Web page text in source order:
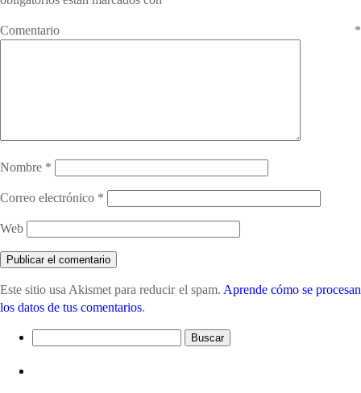
Comentario *
Nombre *
Correo electrónico *
Web
Este sitio usa Akismet para reducir el spam. Aprende cómo se procesan
los datos de tus comentarios.